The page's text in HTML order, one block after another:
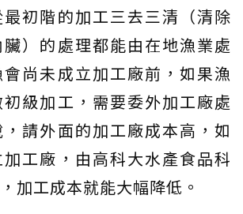
初階的加工三去三清（清除
）的處理都能由在地漁業處
尚未成立加工廠前，如果漁
級加工，需要委外加工廠處
請外面的加工廠成本高，如
工廠，由高科大水產食品科
加工成本就能大幅降低。